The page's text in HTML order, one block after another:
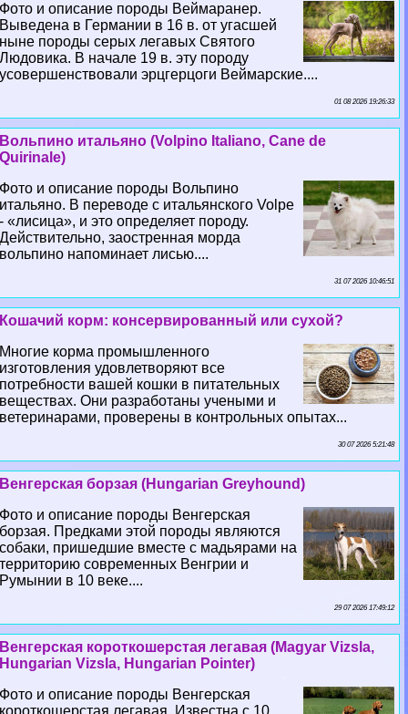
Фото и описание породы Веймаранер.
Выведена в Германии в 16 в. от угасшей
ныне породы серых легавых Святого
Людовика. В начале 19 в. эту породу
усовершенствовали эрцгерцоги Веймарские....
01 08 2026 19:26:33
Вольпино итальяно (Volpino Italiano, Cane de
Quirinale)
Фото и описание породы Вольпино
итальяно. В переводе с итальянского Volpe
- «лисица», и это определяет породу.
Действительно, заостренная морда
вольпино напоминает лисью....
31 07 2026 10:46:51
Кошачий корм: консервированный или сухой?
Многие корма промышленного
изготовления удовлетворяют все
потребности вашей кошки в питательных
веществах. Они разработаны учеными и
ветеринарами, проверены в контрольных опытах...
30 07 2026 5:21:48
Венгерская борзая (Hungarian Greyhound)
Фото и описание породы Венгерская
борзая. Предками этой породы являются
собаки, пришедшие вместе с мадьярами на
территорию современных Венгрии и
Румынии в 10 веке....
29 07 2026 17:49:12
Венгерская короткошерстая легавая (Magyar Vizsla,
Hungarian Vizsla, Hungarian Pointer)
Фото и описание породы Венгерская
короткошерстая легавая. Известна с 10